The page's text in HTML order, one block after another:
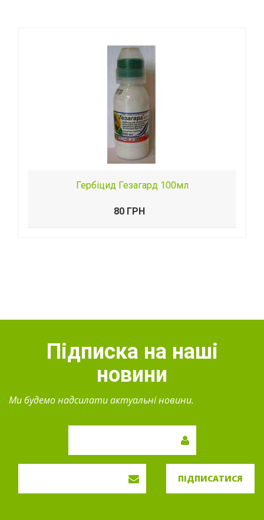
Гербіцид Гезагард 100мл
80 ГРН
Підписка на наші
новини
Ми будемо надсилати актуальні новини.
ПІДПИСАТИСЯ